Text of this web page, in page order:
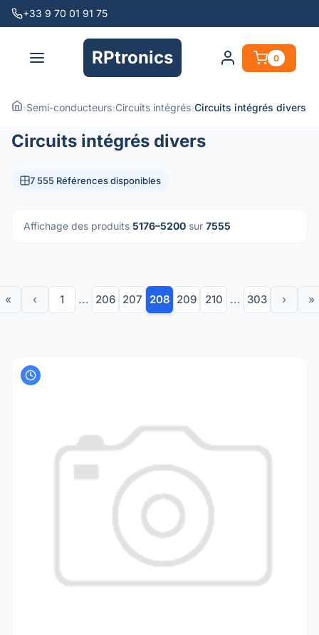
+33 9 70 01 91 75
RPtronics 0
›Semi-conducteurs›Circuits intégrés›Circuits intégrés divers
Circuits intégrés divers
7 555 Références disponibles
Affichage des produits 5176–5200 sur 7555
« ‹ 1 ... 206 207 208 209 210 ... 303 › »